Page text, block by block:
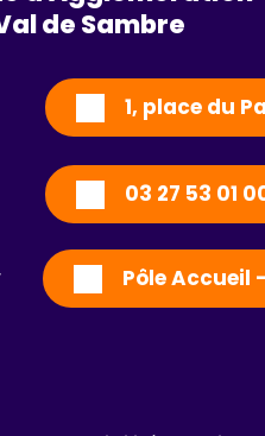
de Sambre
1, place du
03 27 53 01
Pôle Accueil